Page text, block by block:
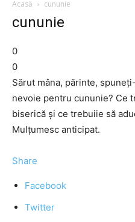
Acasă
cununie
cununie
0
0
Sărut mâna, părinte,
nevoie pentru cununie? Ce
biserică şi ce trebuiie să
Mulţumesc anticipat.
Share
Facebook
Twitter